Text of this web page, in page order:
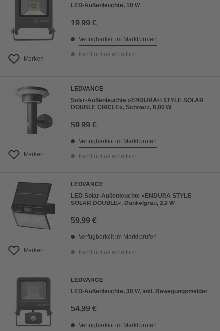
Merken
LED-Außenleuchte, 10 W
19,99 €
Verfügbarkeit im Markt prüfen
Nicht online erhältlich
Merken
LEDVANCE
Solar-Außenleuchte »ENDURA® STYLE SOLAR
DOUBLE CIRCLE«, Schwarz, 6,00 W
59,99 €
Verfügbarkeit im Markt prüfen
Nicht online erhältlich
Merken
LEDVANCE
LED-Solar-Außenleuchte »ENDURA STYLE
SOLAR DOUBLE«, Dunkelgrau, 2,9 W
59,99 €
Verfügbarkeit im Markt prüfen
Nicht online erhältlich
LEDVANCE
LED-Außenleuchte, 30 W, inkl. Bewegungsmelder
54,99 €
Verfügbarkeit im Markt prüfen